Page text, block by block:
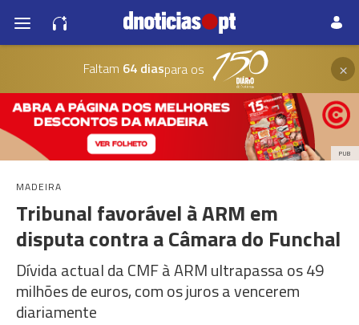
Faltam 64 diaspara os ×
PUB
MADEIRA
Tribunal favorável à ARM em
disputa contra a Câmara do Funchal
Dívida actual da CMF à ARM ultrapassa os 49
milhões de euros, com os juros a vencerem
diariamente